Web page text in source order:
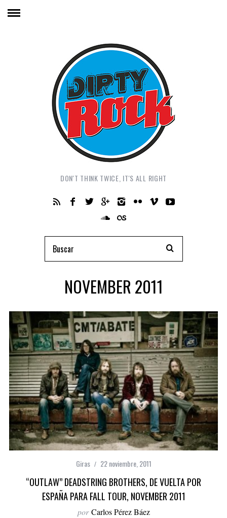
DON'T THINK TWICE, IT'S ALL RIGHT
NOVEMBER 2011
Giras 22 noviembre, 2011
“OUTLAW” DEADSTRING BROTHERS, DE VUELTA POR
ESPAÑA PARA FALL TOUR, NOVEMBER 2011
por Carlos Pérez Báez